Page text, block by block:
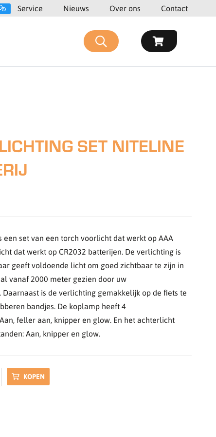
Service Nieuws Over ons Contact
SET NITELINE
een set van een torch voorlicht dat werkt op AAA
dat werkt op CR2032 batterijen. De verlichting is
geeft voldoende licht om goed zichtbaar te zijn in
vanaf 2000 meter gezien door uw
Daarnaast is de verlichting gemakkelijk op de fiets te
bandjes. De koplamp heeft 4
feller aan, knipper en glow. En het achterlicht
Aan, knipper en glow.
KOPEN